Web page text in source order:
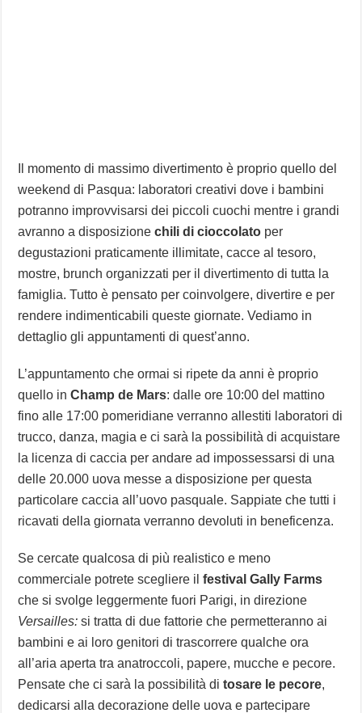
Il momento di massimo divertimento è proprio quello del
weekend di Pasqua: laboratori creativi dove i bambini
potranno improvvisarsi dei piccoli cuochi mentre i grandi
avranno a disposizionechili di cioccolato per
degustazioni praticamente illimitate, cacce al tesoro,
mostre, brunch organizzati per il divertimento di tutta la
famiglia. Tutto è pensato per coinvolgere, divertire e per
rendere indimenticabili queste giornate. Vediamo in
dettaglio gli appuntamenti di quest’anno.
L’appuntamento che ormai si ripete da anni è proprio
quello inChamp de Mars: dalle ore 10:00 del mattino
fino alle 17:00 pomeridiane verranno allestiti laboratori di
trucco, danza, magia e ci sarà la possibilità di acquistare
la licenza di caccia per andare ad impossessarsi di una
delle 20.000 uova messe a disposizione per questa
particolare caccia all’uovo pasquale. Sappiate che tutti i
ricavati della giornata verranno devoluti in beneficenza.
Se cercate qualcosa di più realistico e meno
commerciale potrete scegliere ilfestival Gally Farms
che si svolge leggermente fuori Parigi, in direzione
Versailles: si tratta di due fattorie che permetteranno ai
bambini e ai loro genitori di trascorrere qualche ora
all’aria aperta tra anatroccoli, papere, mucche e pecore.
Pensate che ci sarà la possibilità di tosare le pecore,
dedicarsi alla decorazione delle uova e partecipare